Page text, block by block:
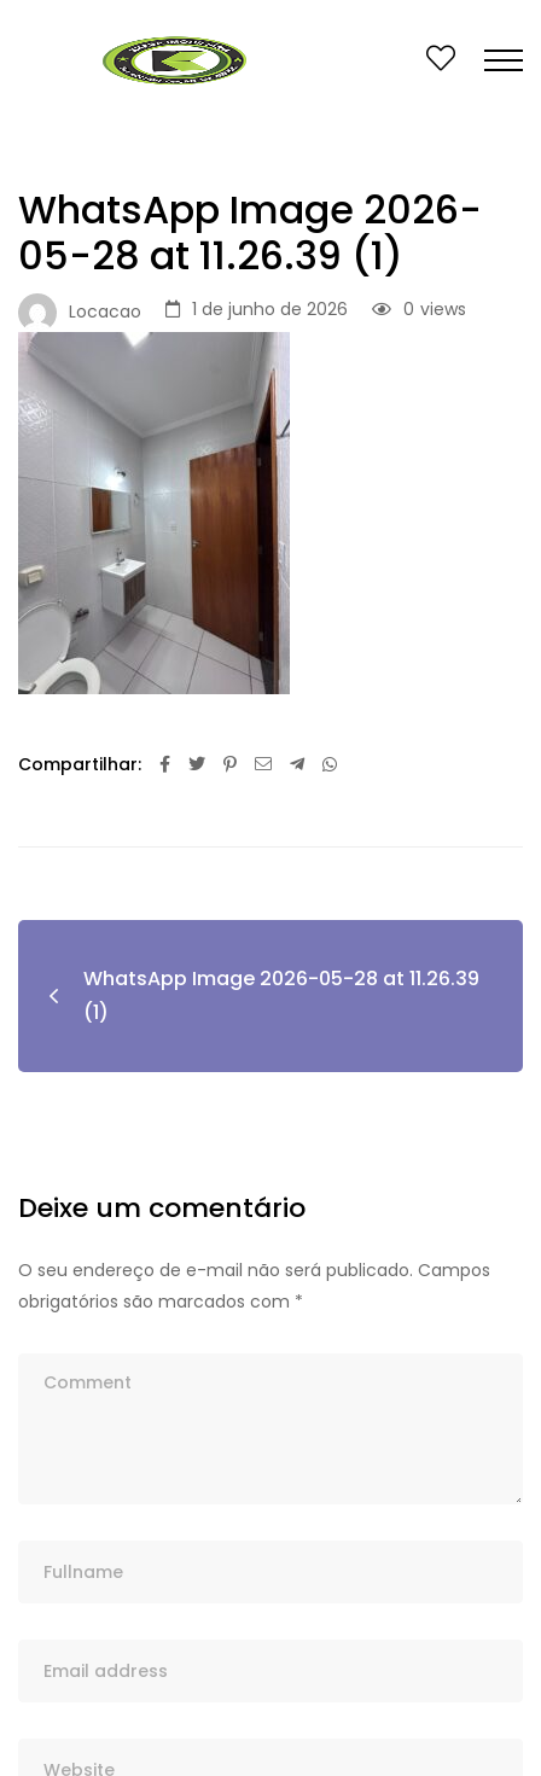
WhatsApp Image 2026-
05-28 at 11.26.39 (1)
Locacao 1 de junho de 2026 views
0
Compartilhar:
WhatsApp Image 2026-05-28 at 11.26.39
(1)
Deixe um comentário
O seu endereço de e-mail não será publicado. Campos
obrigatórios são marcados com *